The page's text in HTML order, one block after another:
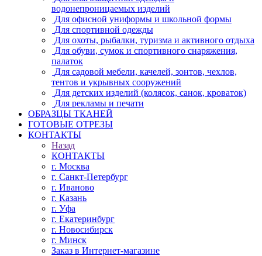
водонепроницаемых изделий
Для офисной униформы и школьной формы
Для спортивной одежды
Для охоты, рыбалки, туризма и активного отдыха
Для обуви, сумок и спортивного снаряжения,
палаток
Для садовой мебели, качелей, зонтов, чехлов,
тентов и укрывных сооружений
Для детских изделий (колясок, санок, кроваток)
Для рекламы и печати
ОБРАЗЦЫ ТКАНЕЙ
ГОТОВЫЕ ОТРЕЗЫ
КОНТАКТЫ
Назад
КОНТАКТЫ
г. Москва
г. Санкт-Петербург
г. Иваново
г. Казань
г. Уфа
г. Екатеринбург
г. Новосибирск
г. Минск
Заказ в Интернет-магазине